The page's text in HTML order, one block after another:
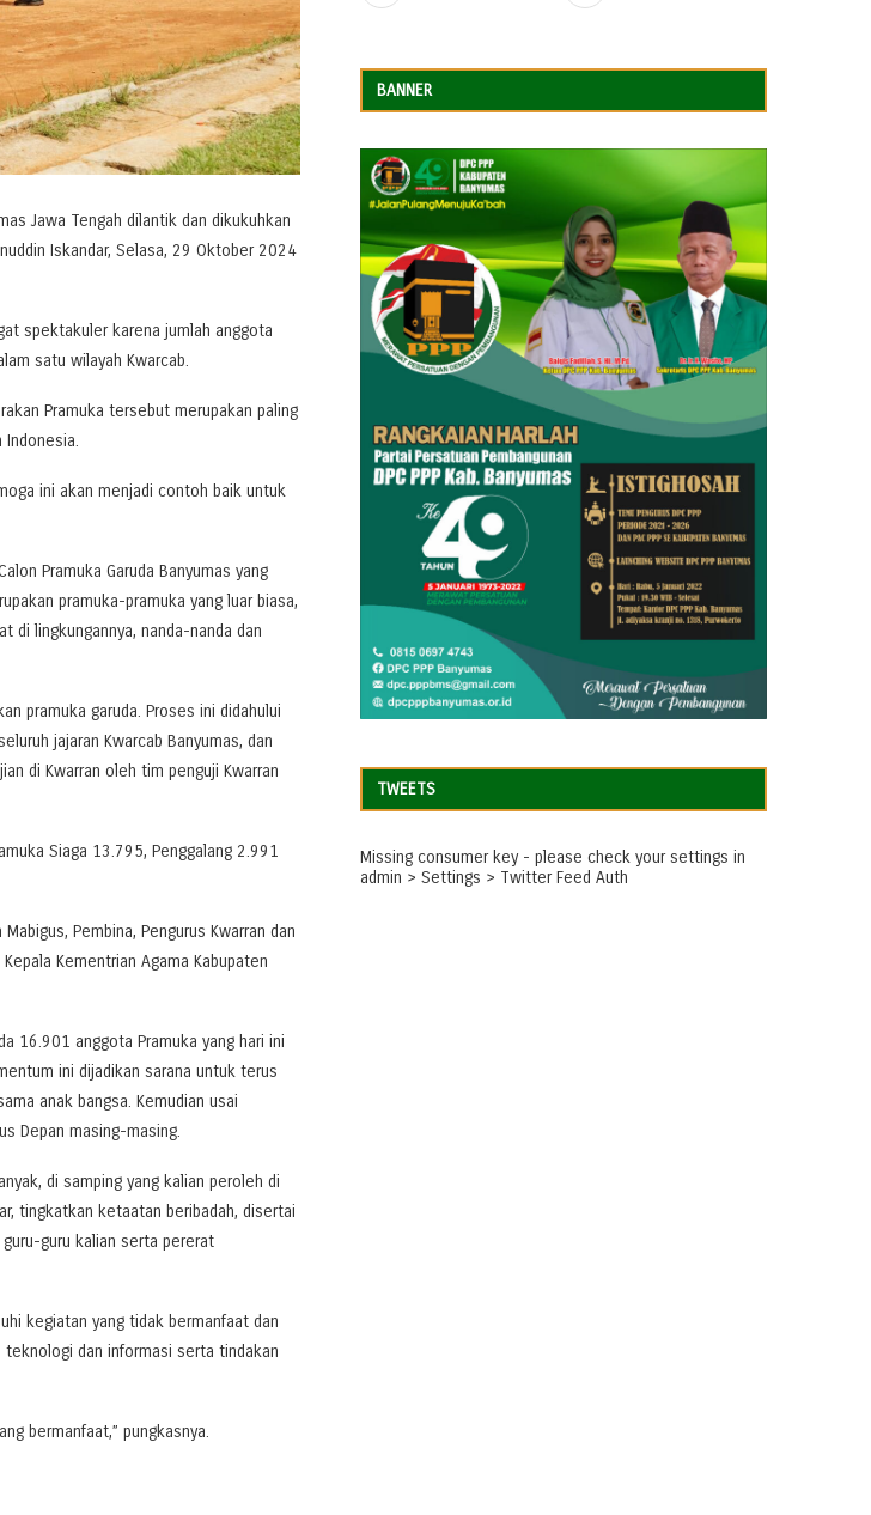
Jawa Tengah dilantik dan dikukuhkan
Iskandar, Selasa, 29 Oktober 2024
spektakuler karena jumlah anggota
satu wilayah Kwarcab.
Pramuka tersebut merupakan paling
Indonesia.
ini akan menjadi contoh baik untuk
Pramuka Garuda Banyumas yang
pramuka-pramuka yang luar biasa,
di lingkungannya, nanda-nanda dan
pramuka garuda. Proses ini didahului
jajaran Kwarcab Banyumas, dan
di Kwarran oleh tim penguji Kwarran
Siaga 13.795, Penggalang 2.991
Pembina, Pengurus Kwarran dan
Kementrian Agama Kabupaten
16.901 anggota Pramuka yang hari ini
ini dijadikan sarana untuk terus
anak bangsa. Kemudian usai
Depan masing-masing.
di samping yang kalian peroleh di
tingkatkan ketaatan beribadah, disertai
guru kalian serta pererat
kegiatan yang tidak bermanfaat dan
teknologi dan informasi serta tindakan
bermanfaat,” pungkasnya.
BANNER
TWEETS
Missing consumer key - please check your settings in
admin > Settings > Twitter Feed Auth